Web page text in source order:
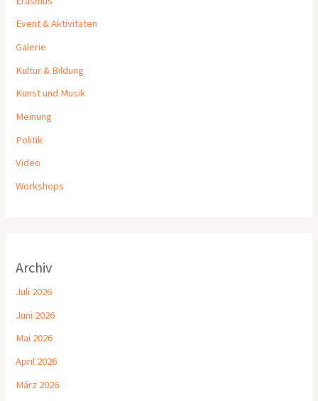
Event & Aktivitäten
Galerie
Kultur & Bildung
Kunst und Musik
Meinung
Politik
Video
Workshops
Archiv
Juli 2026
Juni 2026
Mai 2026
April 2026
März 2026